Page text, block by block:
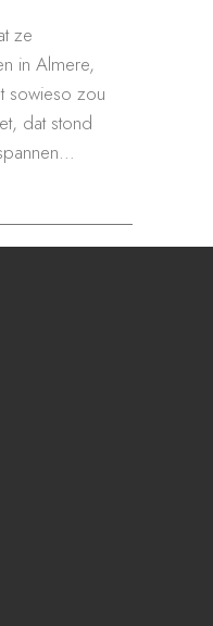
ze
in Almere,
sowieso zou
dat stond
TROUWEN IN